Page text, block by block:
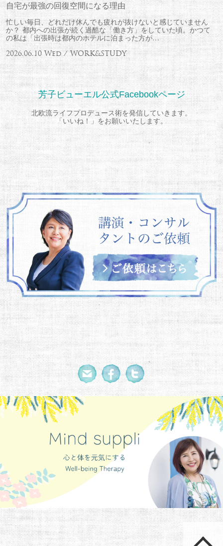
自宅が最強の回復空間になる理由
忙しい毎日、どれだけ休んでも疲れが抜けないと感じていません
か？ 都内への出張が続く過酷な「働き方」をしていた頃。かつて
の私は「出張時は都内のホテルに泊まった方が…
2026.06.10 Wed / WORK&STUDY
芳子ビューエル公式Facebookページ
北欧流ライフプロデュース術を発信していきます。
「いいね！」をお願いいたします。